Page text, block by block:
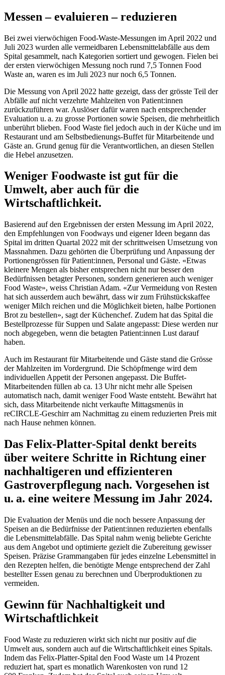
Messen – evaluieren – reduzieren
Bei zwei vierwöchigen Food-Waste-Messungen im April 2022 und
Juli 2023 wurden alle vermeidbaren Lebensmittelabfälle aus dem
Spital gesammelt, nach Kategorien sortiert und gewogen. Fielen bei
der ersten vierwöchigen Messung noch rund 7,5 Tonnen Food
Waste an, waren es im Juli 2023 nur noch 6,5 Tonnen.
Die Messung von April 2022 hatte gezeigt, dass der grösste Teil der
Abfälle auf nicht verzehrte Mahlzeiten von Patient:innen
zurückzuführen war. Auslöser dafür waren nach entsprechender
Evaluation u. a. zu grosse Portionen sowie Speisen, die mehrheitlich
unberührt blieben. Food Waste fiel jedoch auch in der Küche und im
Restaurant und am Selbstbedienungs-Buffet für Mitarbeitende und
Gäste an. Grund genug für die Verantwortlichen, an diesen Stellen
die Hebel anzusetzen.
Weniger Foodwaste ist gut für die
Umwelt, aber auch für die
Wirtschaftlichkeit.
Basierend auf den Ergebnissen der ersten Messung im April 2022,
den Empfehlungen von Foodways und eigener Ideen begann das
Spital im dritten Quartal 2022 mit der schrittweisen Umsetzung von
Massnahmen. Dazu gehörten die Überprüfung und Anpassung der
Portionengrössen für Patient:innen, Personal und Gäste. «Etwas
kleinere Mengen als bisher entsprechen nicht nur besser den
Bedürfnissen betagter Personen, sondern generieren auch weniger
Food Waste», weiss Christian Adam. «Zur Vermeidung von Resten
hat sich ausserdem auch bewährt, dass wir zum Frühstückskaffee
weniger Milch reichen und die Möglichkeit bieten, halbe Portionen
Brot zu bestellen», sagt der Küchenchef. Zudem hat das Spital die
Bestellprozesse für Suppen und Salate angepasst: Diese werden nur
noch abgegeben, wenn die betagten Patient:innen Lust darauf
haben.
Auch im Restaurant für Mitarbeitende und Gäste stand die Grösse
der Mahlzeiten im Vordergrund. Die Schöpfmenge wird dem
individuellen Appetit der Personen angepasst. Die Buffet-
Mitarbeitenden füllen ab ca. 13 Uhr nicht mehr alle Speisen
automatisch nach, damit weniger Food Waste entsteht. Bewährt hat
sich, dass Mitarbeitende nicht verkaufte Mittagsmenüs in
reCIRCLE-Geschirr am Nachmittag zu einem reduzierten Preis mit
nach Hause nehmen können.
Das Felix-Platter-Spital denkt bereits
über weitere Schritte in Richtung einer
nachhaltigeren und effizienteren
Gastroverpflegung nach. Vorgesehen ist
u. a. eine weitere Messung im Jahr 2024.
Die Evaluation der Menüs und die noch bessere Anpassung der
Speisen an die Bedürfnisse der Patient:innen reduzierten ebenfalls
die Lebensmittelabfälle. Das Spital nahm wenig beliebte Gerichte
aus dem Angebot und optimierte gezielt die Zubereitung gewisser
Speisen. Präzise Grammangaben für jedes einzelne Lebensmittel in
den Rezepten helfen, die benötigte Menge entsprechend der Zahl
bestellter Essen genau zu berechnen und Überproduktionen zu
vermeiden.
Gewinn für Nachhaltigkeit und
Wirtschaftlichkeit
Food Waste zu reduzieren wirkt sich nicht nur positiv auf die
Umwelt aus, sondern auch auf die Wirtschaftlichkeit eines Spitals.
Indem das Felix-Platter-Spital den Food Waste um 14 Prozent
reduziert hat, spart es monatlich Warenkosten von rund 12